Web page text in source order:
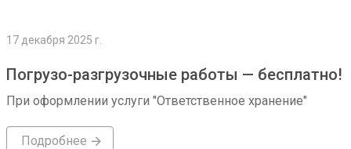
17 декабря 2025 г.
Погрузо-разгрузочные работы — бесплатно!
При оформлении услуги "Ответственное хранение"
Подробнее